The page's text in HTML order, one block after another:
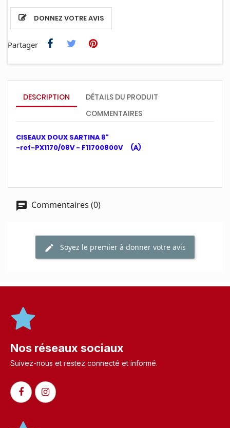
DONNEZ VOTRE AVIS
Partager
DESCRIPTION
DÉTAILS DU PRODUIT
COMMENTAIRES
CISEAUX DOUX SARTINA 8"
-ref-PX1170/08V - F11700800V (A)
Commentaires (0)
Soyez le premier à donner votre avis
Nos réseaux sociaux
Suivez-nous et restez connecté et informé.​